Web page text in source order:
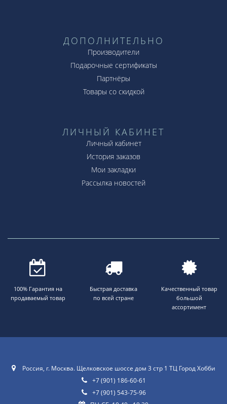
ДОПОЛНИТЕЛЬНО
Производители
Подарочные сертификаты
Партнёры
Товары со скидкой
ЛИЧНЫЙ КАБИНЕТ
Личный кабинет
История заказов
Мои закладки
Рассылка новостей
100% Гарантия на
продаваемый товар
Быстрая доставка
по всей стране
Качественный товар
большой
ассортимент
Россия, г. Москва. Щелковское шоссе дом 3 стр 1 ТЦ Город Хобби
+7 (901) 186-60-61
+7 (901) 543-75-96